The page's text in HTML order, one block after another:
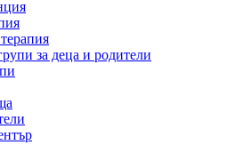
за деца и родители